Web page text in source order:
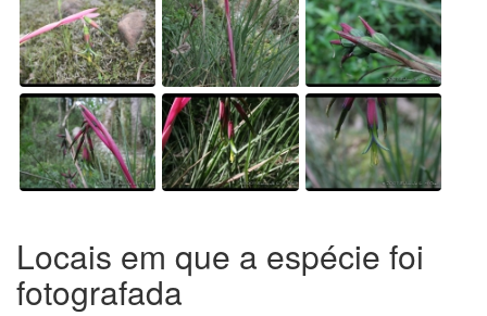
Locais em que a espécie foi
fotografada